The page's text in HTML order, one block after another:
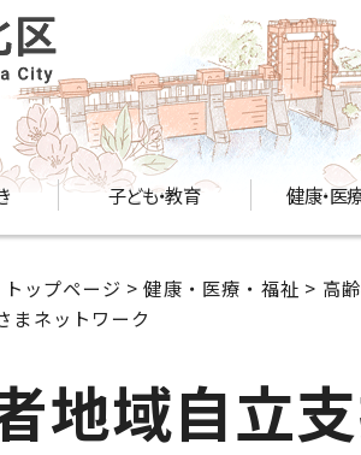
子ども・教育 健康・医
トップページ >健康・医療・福祉 > 高
まネットワーク
地域自立